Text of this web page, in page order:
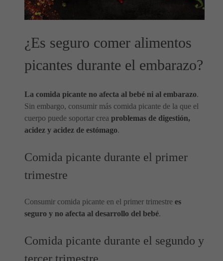
¿Es seguro comer alimentos
picantes durante el embarazo?
La comida picante no afecta al bebé ni al embarazo.
Sin embargo, consumir más comida picante de la que el
cuerpo puede soportar crea problemas de digestión,
acidez y acidez de estómago.
Comida picante durante el primer
trimestre
Consumir comida picante en el primer trimestre es
seguro y no afecta al desarrollo del bebé.
Comida picante durante el segundo y